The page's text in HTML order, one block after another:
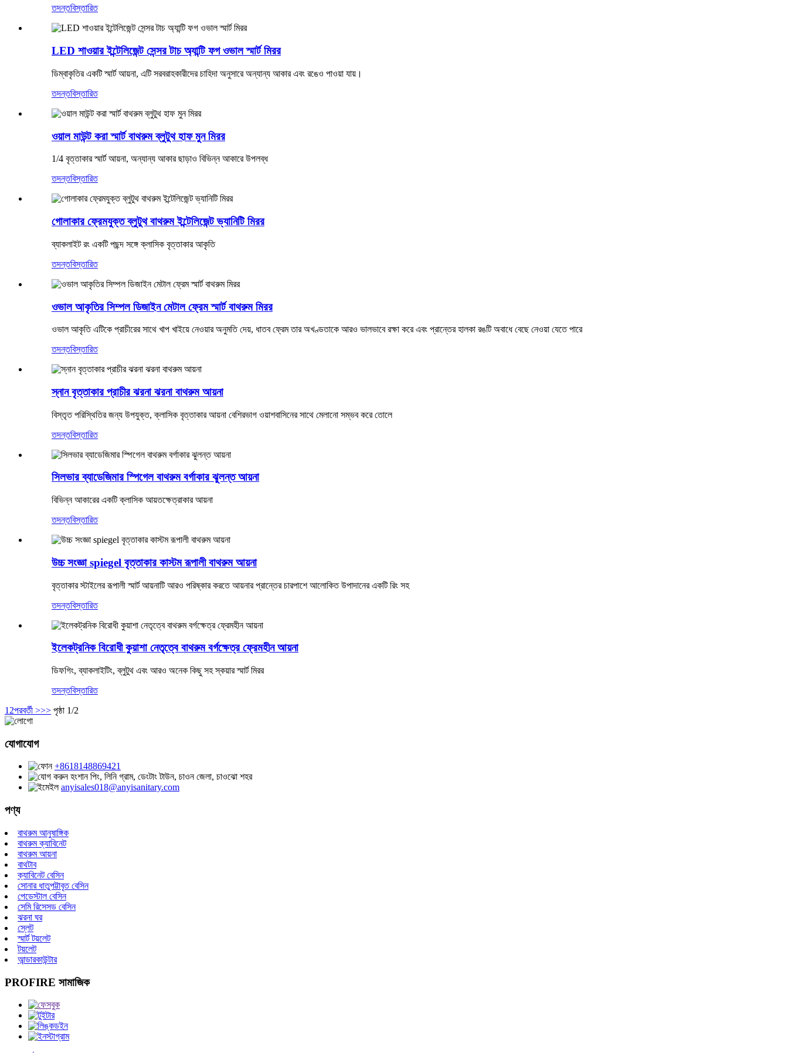
তদন্তবিস্তারিত
LED শাওয়ার ইন্টেলিজেন্ট সেন্সর টাচ অ্যান্টি ফগ ওভাল স্মার্ট মিরর
ডিম্বাকৃতির একটি স্মার্ট আয়না, এটি সরবরাহকারীদের চাহিদা অনুসারে অন্যান্য আকার এবং রঙেও পাওয়া যায়।
তদন্তবিস্তারিত
ওয়াল মাউন্ট করা স্মার্ট বাথরুম ব্লুটুথ হাফ মুন মিরর
1/4 বৃত্তাকার স্মার্ট আয়না, অন্যান্য আকার ছাড়াও বিভিন্ন আকারে উপলব্ধ
তদন্তবিস্তারিত
গোলাকার ফ্রেমযুক্ত ব্লুটুথ বাথরুম ইন্টেলিজেন্ট ভ্যানিটি মিরর
ব্যাকলাইট রং একটি পছন্দ সঙ্গে ক্লাসিক বৃত্তাকার আকৃতি
তদন্তবিস্তারিত
ওভাল আকৃতির সিম্পল ডিজাইন মেটাল ফ্রেম স্মার্ট বাথরুম মিরর
ওভাল আকৃতি এটিকে প্রাচীরের সাথে খাপ খাইয়ে নেওয়ার অনুমতি দেয়, ধাতব ফ্রেম তার অখণ্ডতাকে আরও ভালভাবে রক্ষা করে এবং প্রান্তের হালকা রঙটি অবাধে বেছে নেওয়া যেতে পারে
তদন্তবিস্তারিত
স্নান বৃত্তাকার প্রাচীর ঝরনা ঝরনা বাথরুম আয়না
বিস্তৃত পরিস্থিতির জন্য উপযুক্ত, ক্লাসিক বৃত্তাকার আয়না বেশিরভাগ ওয়াশবাসিনের সাথে মেলানো সম্ভব করে তোলে
তদন্তবিস্তারিত
সিলভার ব্যাডেজিমার স্পিগেল বাথরুম বর্গাকার ঝুলন্ত আয়না
বিভিন্ন আকারের একটি ক্লাসিক আয়তক্ষেত্রাকার আয়না
তদন্তবিস্তারিত
উচ্চ সংজ্ঞা spiegel বৃত্তাকার কাস্টম রূপালী বাথরুম আয়না
বৃত্তাকার স্টাইলের রূপালী স্মার্ট আয়নাটি আরও পরিষ্কার করতে আয়নার প্রান্তের চারপাশে আলোকিত উপাদানের একটি রিং সহ
তদন্তবিস্তারিত
ইলেকট্রনিক বিরোধী কুয়াশা নেতৃত্বে বাথরুম বর্গক্ষেত্র ফ্রেমহীন আয়না
ডিফগিং, ব্যাকলাইটিং, ব্লুটুথ এবং আরও অনেক কিছু সহ স্কয়ার স্মার্ট মিরর
তদন্তবিস্তারিত
1 2পরবর্তী >>> পৃষ্ঠা 1/2
যোগাযোগ
+8618148869421
হংশান পিং, লিনি গ্রাম, ডেংটাং টাউন, চাওন জেলা, চাওঝো শহর
anyisales018@anyisanitary.com
পণ্য
বাথরুম আনুষাঙ্গিক
বাথরুম ক্যাবিনেট
বাথরুম আয়না
বাথটাব
ক্যাবিনেট বেসিন
সোনার ধাতুপট্টাবৃত বেসিন
পেডেস্টাল বেসিন
সেমি রিসেসড বেসিন
ঝরনা ঘর
স্লেট
স্মার্ট টয়লেট
টয়লেট
আন্ডারকাউন্টার
PROFIRE সামাজিক